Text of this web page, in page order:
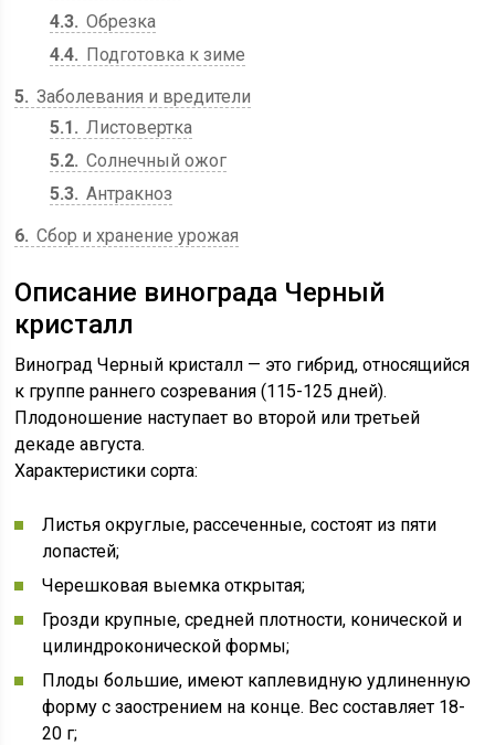
4.3 Обрезка
4.4
Подготовка к зиме
5 Заболевания и вредители
5.1
Листовертка
5.2 Солнечный ожог
5.3 Антракноз
6 Сбор и хранение урожая
Описание винограда Черный
кристалл
Виноград Черный кристалл — это гибрид, относящийся
к группе раннего созревания (115-125 дней).
Плодоношение наступает во второй или третьей
декаде августа.
Характеристики сорта:
Листья округлые, рассеченные, состоят из пяти
лопастей;
Черешковая выемка открытая;
Грозди крупные, средней плотности, конической и
цилиндроконической формы;
Плоды большие, имеют каплевидную удлиненную
форму с заострением на конце. Вес составляет 18-
20 г;